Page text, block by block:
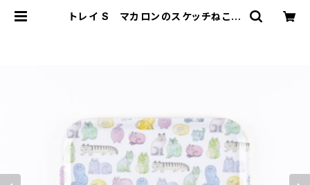
トレイ S マカロンのスケッチねこた